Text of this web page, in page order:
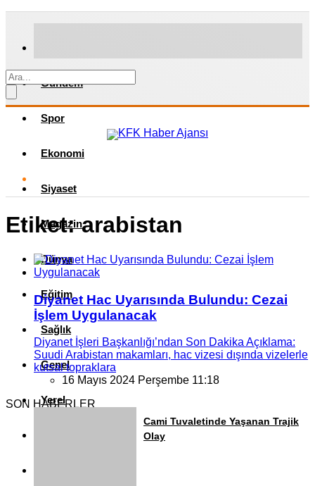
Gündem
Spor
Ekonomi
Siyaset
Magazin
Dünya
Eğitim
Sağlık
Genel
Yerel
Etiket:arabistan
Diyanet Hac Uyarısında Bulundu: Cezai
İşlem Uygulanacak
Diyanet İşleri Başkanlığı’ndan Son Dakika Açıklama:
Suudi Arabistan makamları, hac vizesi dışında vizelerle
kutsal topraklara
16 Mayıs 2024 Perşembe 11:18
SON HABERLER
Cami Tuvaletinde Yaşanan Trajik
Olay